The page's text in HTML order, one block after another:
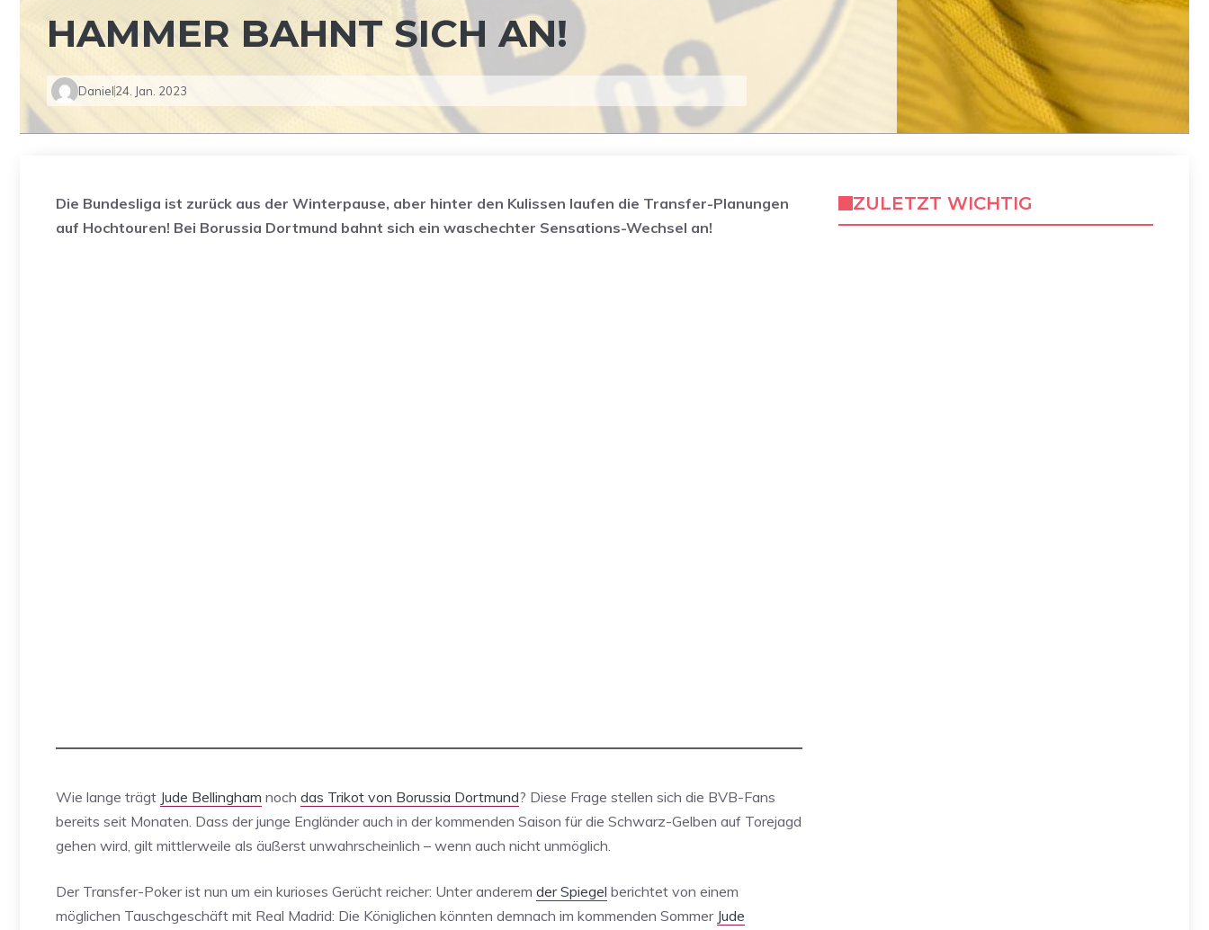
HAMMER BAHNT SICH AN!
Daniel24. Jan. 2023
Die Bundesliga ist zurück aus der Winterpause, aber hinter den Kulissen laufen die Transfer-Planungen
auf Hochtouren! Bei Borussia Dortmund bahnt sich ein waschechter Sensations-Wechsel an!
Wie lange trägt Jude Bellingham noch das Trikot von Borussia Dortmund? Diese Frage stellen sich die BVB-Fans
bereits seit Monaten. Dass der junge Engländer auch in der kommenden Saison für die Schwarz-Gelben auf Torejagd
gehen wird, gilt mittlerweile als äußerst unwahrscheinlich – wenn auch nicht unmöglich.
Der Transfer-Poker ist nun um ein kurioses Gerücht reicher: Unter anderem der Spiegel berichtet von einem
möglichen Tauschgeschäft mit Real Madrid: Die Königlichen könnten demnach im kommenden Sommer Jude
ZULETZT WICHTIG